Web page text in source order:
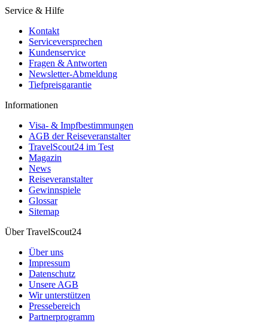
Service & Hilfe
Kontakt
Serviceversprechen
Kundenservice
Fragen & Antworten
Newsletter-Abmeldung
Tiefpreisgarantie
Informationen
Visa- & Impfbestimmungen
AGB der Reiseveranstalter
TravelScout24 im Test
Magazin
News
Reiseveranstalter
Gewinnspiele
Glossar
Sitemap
Über TravelScout24
Über uns
Impressum
Datenschutz
Unsere AGB
Wir unterstützen
Pressebereich
Partnerprogramm